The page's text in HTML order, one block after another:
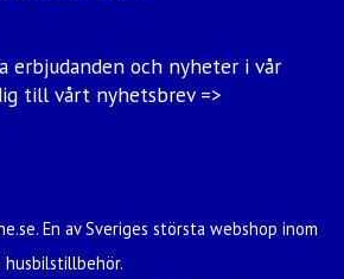
erbjudanden och nyheter i vår
till vårt nyhetsbrev =>
En av Sveriges största webshop inom